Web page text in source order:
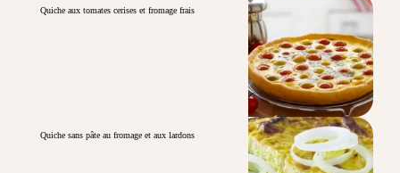
Quiche aux tomates cerises et fromage frais
Quiche sans pâte au fromage et aux lardons